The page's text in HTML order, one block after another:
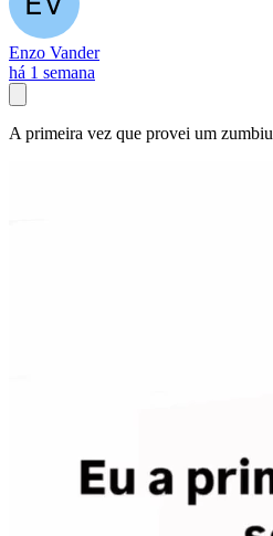
Enzo Vander
há 1 semana
A primeira vez que provei um zumbiu